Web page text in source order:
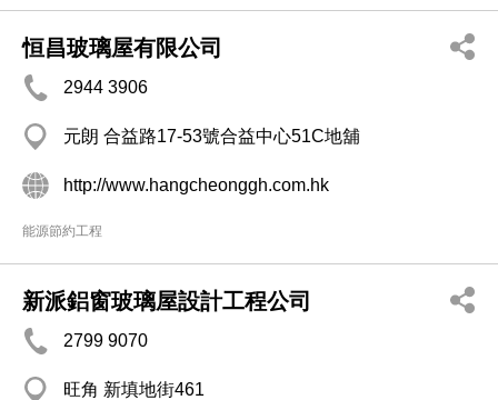
恒昌玻璃屋有限公司
2944 3906
元朗 合益路17-53號合益中心51C地舖
http://www.hangcheonggh.com.hk
能源節約工程
新派鋁窗玻璃屋設計工程公司
2799 9070
旺角 新填地街461